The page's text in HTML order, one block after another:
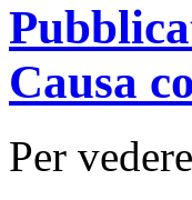
Causa
Per